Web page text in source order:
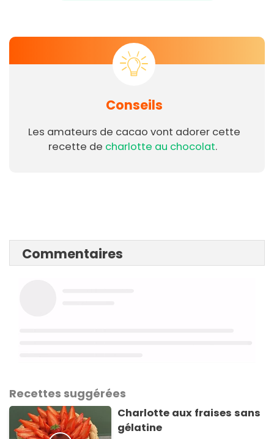
Conseils
Les amateurs de cacao vont adorer cette
recette de charlotte au chocolat.
Commentaires
Recettes suggérées
Charlotte aux fraises sans
gélatine